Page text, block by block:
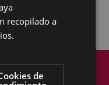
Contacto
recopilado a
de